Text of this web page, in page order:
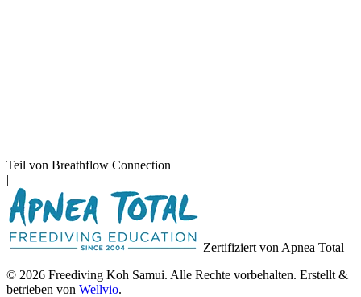
Teil von Breathflow Connection
|
Zertifiziert von Apnea Total
© 2026 Freediving Koh Samui. Alle Rechte vorbehalten. Erstellt &
betrieben von Wellvio.